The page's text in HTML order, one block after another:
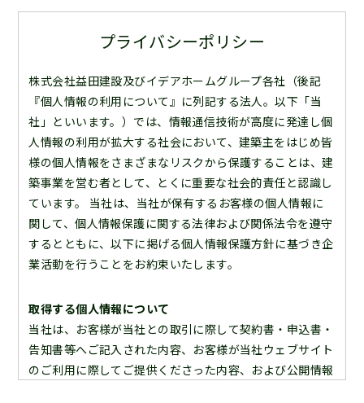
プライバシーポリシー
株式会社益田建設及びイデアホームグループ各社（後記
『個人情報の利用について』に列記する法人。以下「当
社」といいます。）では、情報通信技術が高度に発達し個
人情報の利用が拡大する社会において、建築主をはじめ皆
様の個人情報をさまざまなリスクから保護することは、建
築事業を営む者として、とくに重要な社会的責任と認識し
ています。 当社は、当社が保有するお客様の個人情報に
関して、個人情報保護に関する法律および関係法令を遵守
するとともに、以下に掲げる個人情報保護方針に基づき企
業活動を行うことをお約束いたします。
取得する個人情報について
当社は、お客様が当社との取引に際して契約書・申込書・
告知書等へご記入された内容、お客様が当社ウェブサイト
のご利用に際してご提供くださった内容、および公開情報